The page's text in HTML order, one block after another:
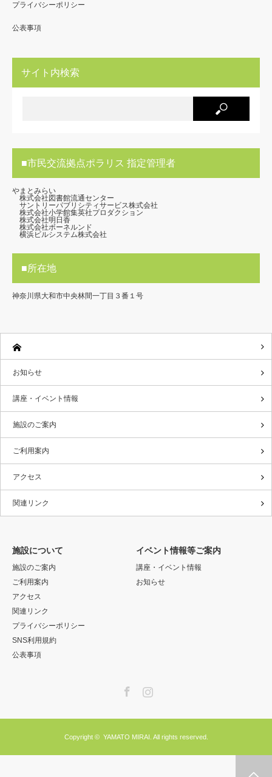
プライバシーポリシー
公表事項
サイト内検索
■市民交流拠点ポラリス 指定管理者
やまとみらい
株式会社図書館流通センター
サントリーパブリシティサービス株式会社
株式会社小学館集英社プロダクション
株式会社明日香
株式会社ボーネルンド
横浜ビルシステム株式会社
■所在地
神奈川県大和市中央林間一丁目３番１号
お知らせ
講座・イベント情報
施設のご案内
ご利用案内
アクセス
関連リンク
施設について
施設のご案内
ご利用案内
アクセス
関連リンク
プライバシーポリシー
SNS利用規約
公表事項
イベント情報等ご案内
講座・イベント情報
お知らせ
Copyright © YAMATO MIRAI. All rights reserved.